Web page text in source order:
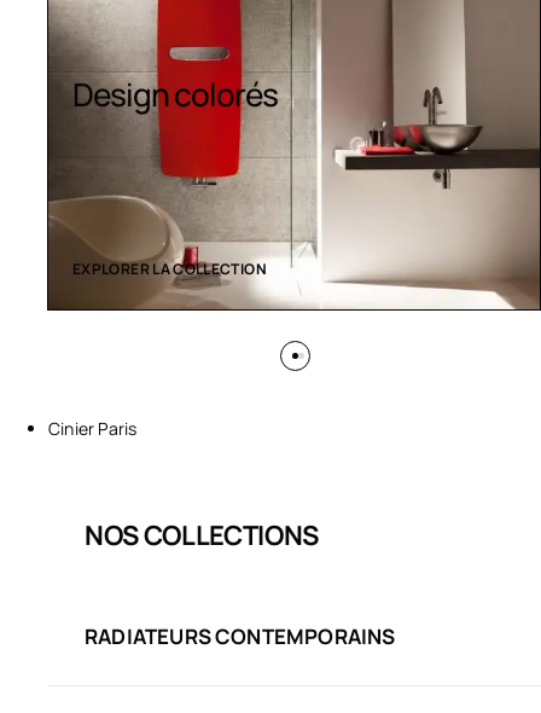
Design colorés
EXPLORER LA COLLECTION
Cinier Paris
NOS COLLECTIONS
RADIATEURS CONTEMPORAINS